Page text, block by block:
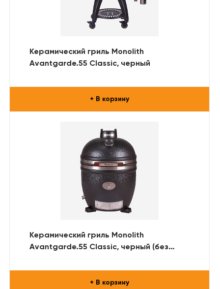
Керамический гриль Monolith
Avantgarde.55 Classic, черный
+ В корзину
Керамический гриль Monolith
Avantgarde.55 Classic, черный (без
+ В корзину